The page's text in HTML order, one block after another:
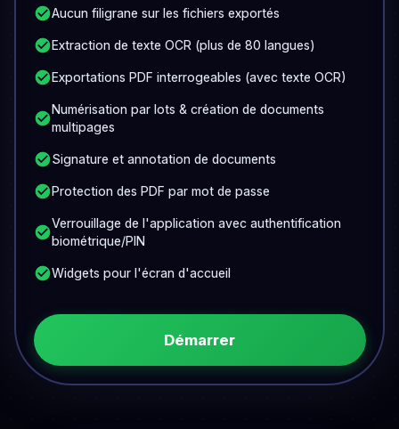
Aucun filigrane sur les fichiers exportés
Extraction de texte OCR (plus de 80 langues)
Exportations PDF interrogeables (avec texte OCR)
Numérisation par lots & création de documents
multipages
Signature et annotation de documents
Protection des PDF par mot de passe
Verrouillage de l'application avec authentification
biométrique/PIN
Widgets pour l'écran d'accueil
Démarrer